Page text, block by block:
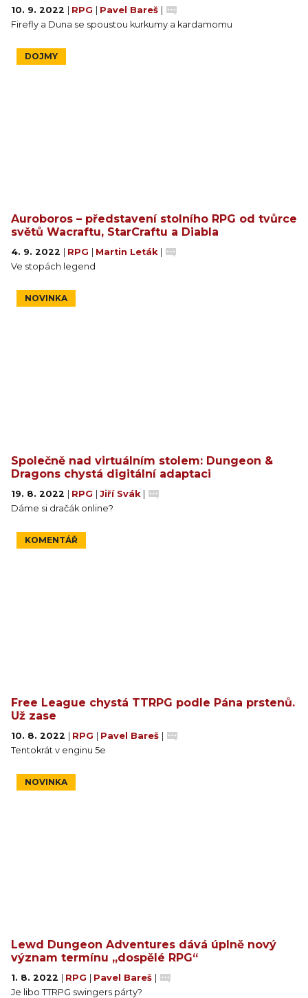
10. 9. 2022 | RPG | Pavel Bareš |
Firefly a Duna se spoustou kurkumy a kardamomu
DOJMY
Auroboros – představení stolního RPG od tvůrce
světů Wacraftu, StarCraftu a Diabla
4. 9. 2022 | RPG | Martin Leták |
Ve stopách legend
NOVINKA
Společně nad virtuálním stolem: Dungeon &
Dragons chystá digitální adaptaci
19. 8. 2022 | RPG | Jiří Svák |
Dáme si dračák online?
KOMENTÁŘ
Free League chystá TTRPG podle Pána prstenů.
Už zase
10. 8. 2022 | RPG | Pavel Bareš |
Tentokrát v enginu 5e
NOVINKA
Lewd Dungeon Adventures dává úplně nový
význam termínu „dospělé RPG“
1. 8. 2022 | RPG | Pavel Bareš |
Je libo TTRPG swingers párty?